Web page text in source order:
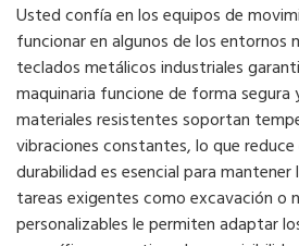
Usted confía en los equipos de
funcionar en algunos de los entornos
teclados metálicos industriales
maquinaria funcione de forma segura
materiales resistentes soportan
vibraciones constantes, lo que
durabilidad es esencial para
tareas exigentes como excavación o
personalizables le permiten adaptar